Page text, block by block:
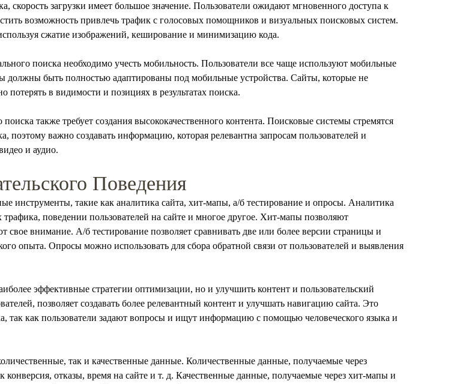
скорость загрузки имеет большое значение. Пользователи ожидают мгновенного доступа к
возможность привлечь трафик с голосовых помощников и визуальных поисковых систем.
сжатие изображений, кеширование и минимизацию кода.
поиска необходимо учесть мобильность. Пользователи все чаще используют мобильные
должны быть полностью адаптированы под мобильные устройства. Сайты, которые не
в видимости и позициях в результатах поиска.
также требует создания высококачественного контента. Поисковые системы стремятся
поэтому важно создавать информацию, которая релевантна запросам пользователей и
и аудио.
Поведения
инструменты, такие как аналитика сайта, хит-мапы, а/б тестирование и опросы. Аналитика
поведении пользователей на сайте и многое другое. Хит-мапы позволяют
свое внимание. А/б тестирование позволяет сравнивать две или более версии страницы и
опыта. Опросы можно использовать для сбора обратной связи от пользователей и выявления
эффективные стратегии оптимизации, но и улучшить контент и пользовательский
позволяет создавать более релевантный контент и улучшать навигацию сайта. Это
так как пользователи задают вопросы и ищут информацию с помощью человеческого языка и
так и качественные данные. Количественные данные, получаемые через
конверсия, отказы, время на сайте и т. д. Качественные данные, получаемые через хит-мапы и